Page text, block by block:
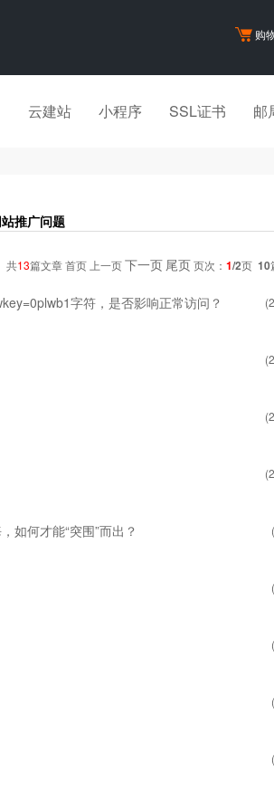
购
云建站 小程序 SSL证书 邮
推广问题
共13篇文章 首页 上一页下一页 尾页页次： 1/2页 10
字符，是否影响正常访问？
如何才能“突围”而出？